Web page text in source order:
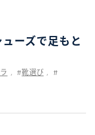
ーズで足もと
, #靴選び , #